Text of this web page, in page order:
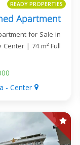
READY PROPERTIES
for Sale in
| 74 m² Full…
- Center